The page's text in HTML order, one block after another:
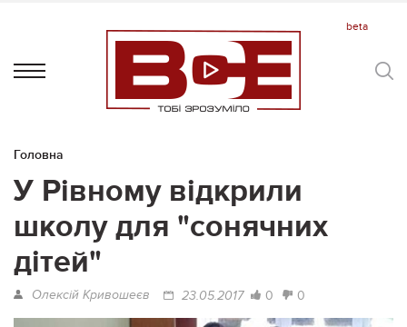
Головна
У Рівному відкрили
школу для "сонячних
дітей"
Олексій Кривошеєв 23.05.2017 0 0